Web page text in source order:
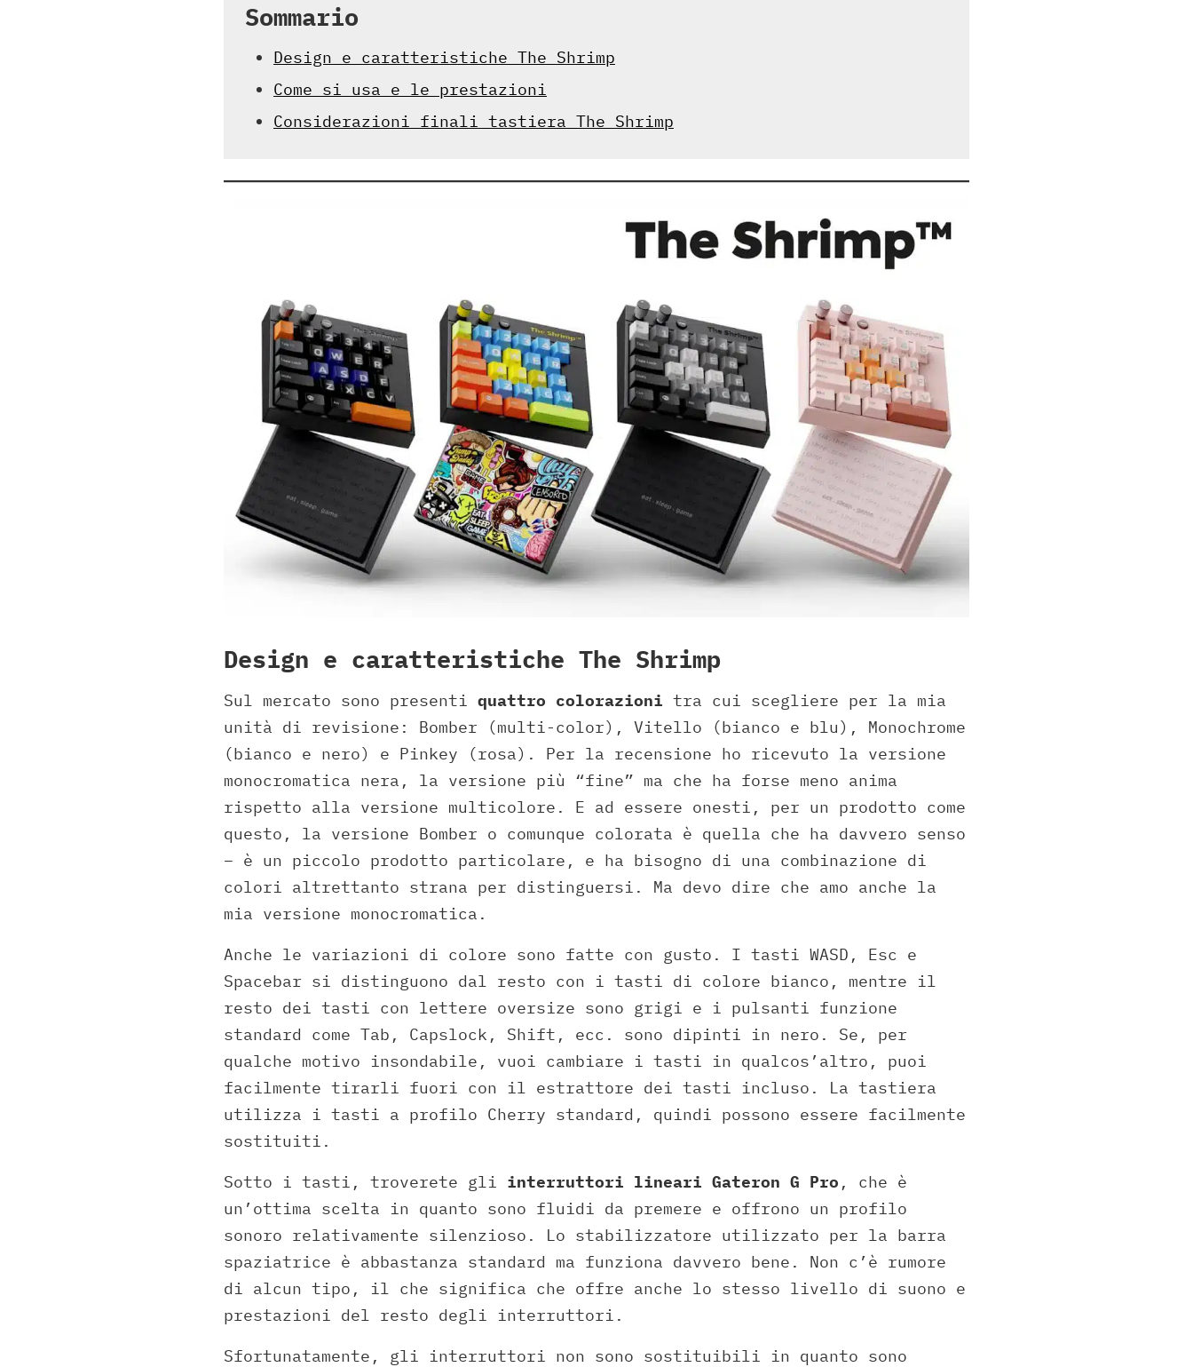
Sommario
Design e caratteristiche The Shrimp
Come si usa e le prestazioni
Considerazioni finali tastiera The Shrimp
Design e caratteristiche The Shrimp
Sul mercato sono presenti quattro colorazioni tra cui scegliere per la mia
unità di revisione: Bomber (multi-color), Vitello (bianco e blu), Monochrome
(bianco e nero) e Pinkey (rosa). Per la recensione ho ricevuto la versione
monocromatica nera, la versione più “fine” ma che ha forse meno anima
rispetto alla versione multicolore. E ad essere onesti, per un prodotto come
questo, la versione Bomber o comunque colorata è quella che ha davvero senso
– è un piccolo prodotto particolare, e ha bisogno di una combinazione di
colori altrettanto strana per distinguersi. Ma devo dire che amo anche la
mia versione monocromatica.
Anche le variazioni di colore sono fatte con gusto. I tasti WASD, Esc e
Spacebar si distinguono dal resto con i tasti di colore bianco, mentre il
resto dei tasti con lettere oversize sono grigi e i pulsanti funzione
standard come Tab, Capslock, Shift, ecc. sono dipinti in nero. Se, per
qualche motivo insondabile, vuoi cambiare i tasti in qualcos’altro, puoi
facilmente tirarli fuori con il estrattore dei tasti incluso. La tastiera
utilizza i tasti a profilo Cherry standard, quindi possono essere facilmente
sostituiti.
Sotto i tasti, troverete gli interruttori lineari Gateron G Pro , che è
un’ottima scelta in quanto sono fluidi da premere e offrono un profilo
sonoro relativamente silenzioso. Lo stabilizzatore utilizzato per la barra
spaziatrice è abbastanza standard ma funziona davvero bene. Non c’è rumore
di alcun tipo, il che significa che offre anche lo stesso livello di suono e
prestazioni del resto degli interruttori.
Sfortunatamente, gli interruttori non sono sostituibili in quanto sono